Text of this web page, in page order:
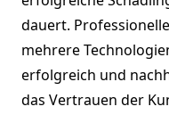
dauert.
mehrere
erfolgreich und
das Vertrauen der